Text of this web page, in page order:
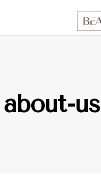
about-